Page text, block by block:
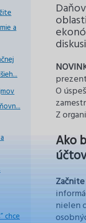
a
chce
O
Z
Ako
nielen